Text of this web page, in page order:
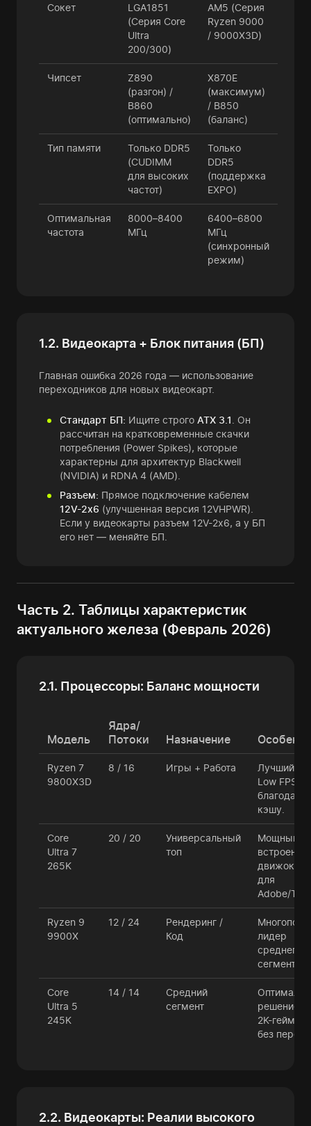
Сокет
LGA1851
(Серия Core
Ultra
200/300)
AM5 (Серия
Ryzen 9000
/ 9000X3D)
Чипсет
Z890
(разгон) /
B860
(оптимально)
X870E
(максимум)
/ B850
(баланс)
Тип памяти
Только DDR5
(CUDIMM
для высоких
частот)
Только
DDR5
(поддержка
EXPO)
Оптимальная
частота
8000–8400
МГц
6400–6800
МГц
(синхронный
режим)
1.2. Видеокарта + Блок питания (БП)
Главная ошибка 2026 года — использование
переходников для новых видеокарт.
Стандарт БП: Ищите строго ATX 3.1
. Он
рассчитан на кратковременные скачки
потребления (Power Spikes), которые
характерны для архитектур Blackwell
(NVIDIA) и RDNA 4 (AMD).
Разъем: Прямое подключение кабелем
12V-2x6 (улучшенная версия 12VHPWR).
Если у видеокарты разъем 12V-2x6, а у БП
его нет — меняйте БП.
Часть 2. Таблицы характеристик
актуального железа (Февраль 2026)
2.1. Процессоры: Баланс мощности
Модель
Ядра/
Потоки
Назначение
Ryzen 7
9800X3D
8 / 16 Игры + Работа
Лучший по
Low FPS
благодаря
кэшу.
Core
Ultra 7
265K
20 / 20
Универсальный
топ
Мощный
движок
для
Adobe/
Ryzen 9
9900X
12 / 24
Рендеринг /
Код
лидер
среднего+
сегмента.
Core
Ultra 5
245K
14 / 14
Средний
сегмент
решение
2K-
без
2.2. Видеокарты: Реалии высокого